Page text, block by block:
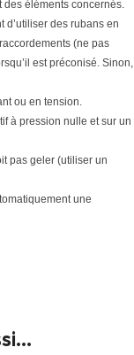
éléments concernés.
d’utiliser des rubans en
(ne pas
est préconisé. Sinon,
ou en tension.
à pression nulle et sur un
pas geler (utiliser un
une